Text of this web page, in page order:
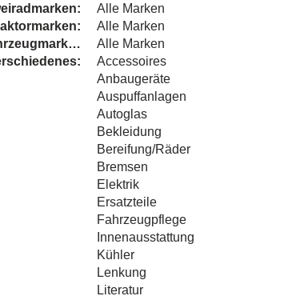
Alle Marken
Alle Marken
Alle Marken
Accessoires
Anbaugeräte
Auspuffanlagen
Autoglas
Bekleidung
Bereifung/Räder
Bremsen
Elektrik
Ersatzteile
Fahrzeugpflege
Innenausstattung
Kühler
Lenkung
Literatur